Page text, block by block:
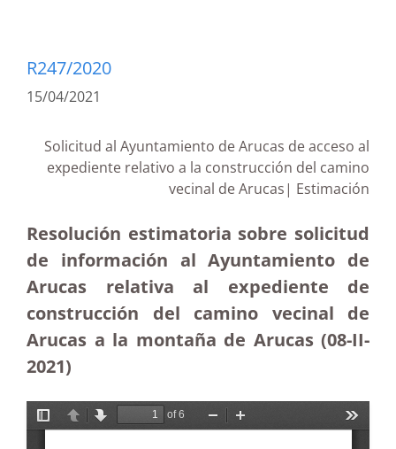
R247/2020
15/04/2021
Solicitud al Ayuntamiento de Arucas de acceso al
expediente relativo a la construcción del camino
vecinal de Arucas| Estimación
Resolución estimatoria sobre solicitud
de información al Ayuntamiento de
Arucas relativa al expediente de
construcción del camino vecinal de
Arucas a la montaña de Arucas (08-II-
2021)